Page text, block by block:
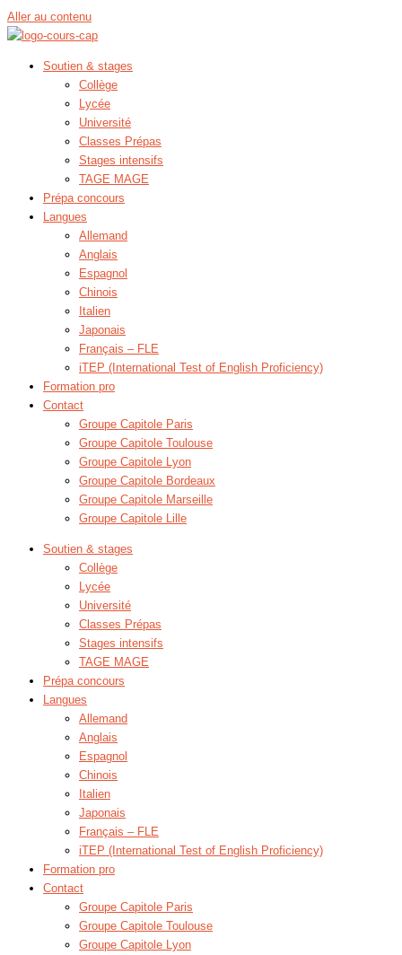
Aller au contenu
Soutien & stages
Collège
Lycée
Université
Classes Prépas
Stages intensifs
TAGE MAGE
Prépa concours
Langues
Allemand
Anglais
Espagnol
Chinois
Italien
Japonais
Français – FLE
iTEP (International Test of English Proficiency)
Formation pro
Contact
Groupe Capitole Paris
Groupe Capitole Toulouse
Groupe Capitole Lyon
Groupe Capitole Bordeaux
Groupe Capitole Marseille
Groupe Capitole Lille
Soutien & stages
Collège
Lycée
Université
Classes Prépas
Stages intensifs
TAGE MAGE
Prépa concours
Langues
Allemand
Anglais
Espagnol
Chinois
Italien
Japonais
Français – FLE
iTEP (International Test of English Proficiency)
Formation pro
Contact
Groupe Capitole Paris
Groupe Capitole Toulouse
Groupe Capitole Lyon